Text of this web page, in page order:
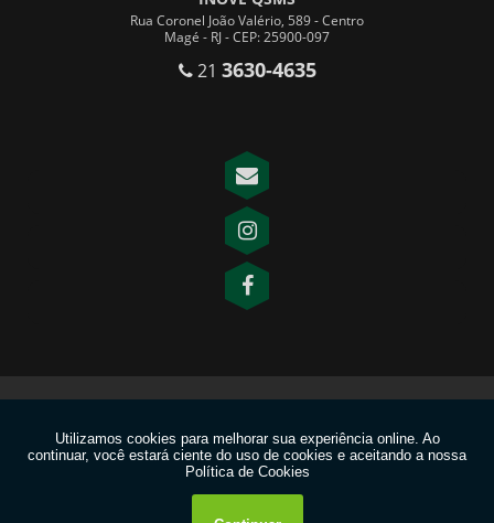
Rua Coronel João Valério, 589 - Centro
Magé - RJ - CEP: 25900-097
21 3630-4635
W3C
W3C